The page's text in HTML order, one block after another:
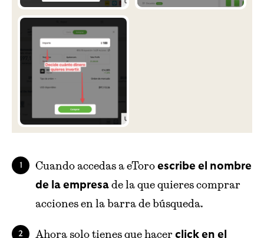
Cuando accedas a eToro escribe el nombre
de la empresa de la que quieres comprar
acciones en la barra de búsqueda.
Ahora solo tienes que hacer click en el